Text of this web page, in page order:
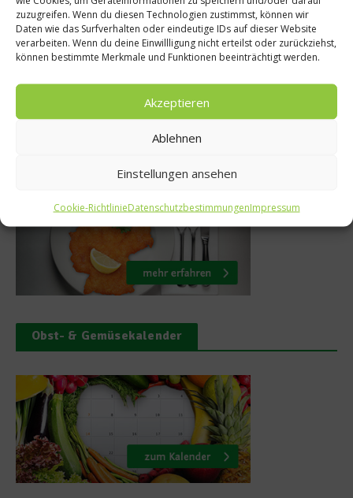
zuzugreifen. Wenn du diesen Technologien zustimmst, können wir
Daten wie das Surfverhalten oder eindeutige IDs auf dieser Website
verarbeiten. Wenn du deine Einwillligung nicht erteilst oder zurückziehst,
können bestimmte Merkmale und Funktionen beeinträchtigt werden.
Akzeptieren
Ablehnen
Einstellungen ansehen
Cookie-RichtlinieDatenschutzbestimmungenImpressum
Rigatoni
Meeuw
2010
Die Zahl der
20. Januar 2015
Was isst Deutschland
Obst- & Gemüsekalender